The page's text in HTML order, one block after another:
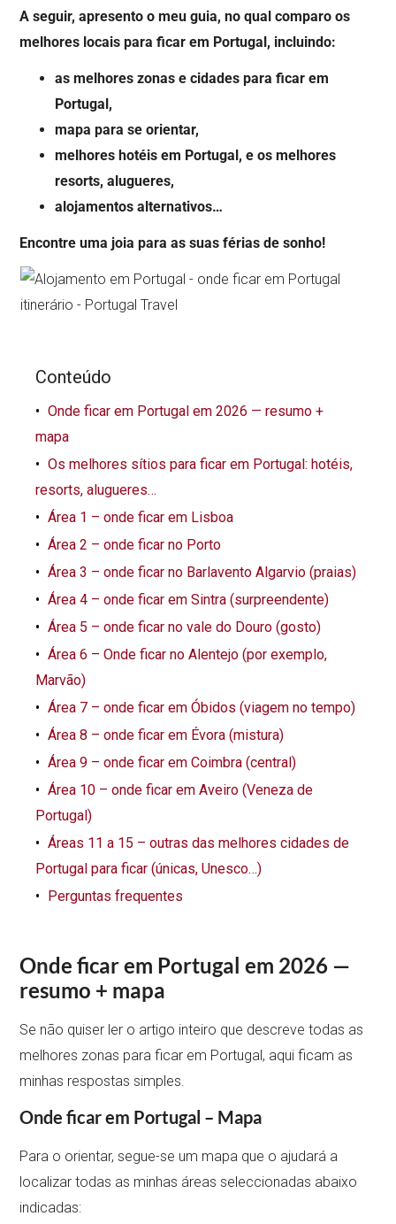
A seguir, apresento o meu guia, no qual comparo os
melhores locais para ficar em Portugal, incluindo:
as melhores zonas e cidades para ficar em
Portugal,
mapa para se orientar,
melhores hotéisem Portugal, e os melhores
resorts, alugueres,
alojamentos alternativos…
Encontre uma joia para as suas férias de sonho!
Conteúdo
Onde ficar em Portugal em 2026 — resumo +
mapa
Os melhores sítios para ficar em Portugal: hotéis,
resorts, alugueres…
Área 1 – onde ficar em Lisboa
Área 2 – onde ficar no Porto
Área 3 – onde ficar no Barlavento Algarvio (praias)
Área 4 – onde ficar em Sintra (surpreendente)
Área 5 – onde ficar no vale do Douro (gosto)
Área 6 – Onde ficar no Alentejo (por exemplo,
Marvão)
Área 7 – onde ficar em Óbidos (viagem no tempo)
Área 8 – onde ficar em Évora (mistura)
Área 9 – onde ficar em Coimbra (central)
Área 10 – onde ficar em Aveiro (Veneza de
Portugal)
Áreas 11 a 15 – outras das melhores cidades de
Portugal para ficar (únicas, Unesco…)
Perguntas frequentes
Onde ficar em Portugal em 2026 —
resumo + mapa
Se não quiser ler o artigo inteiro que descreve todas as
melhores zonas para ficar em Portugal, aqui ficam as
minhas respostas simples.
Onde ficar em Portugal – Mapa
Para o orientar, segue-se um mapa que o ajudará a
localizar todas as minhas áreas seleccionadas abaixo
indicadas: